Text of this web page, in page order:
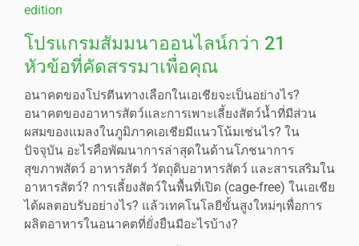
edition
โปรแกรมสัมมนาออนไลน์กว่า 21
หัวข้อที่คัดสรรมาเพื่อคุณ
อนาคตของโปรตีนทางเลือกในเอเชียจะเป็นอย่างไร?
อนาคตของอาหารสัตว์และการเพาะเลี้ยงสัตว์น้ำที่มีส่วน
ผสมของแมลงในภูมิภาคเอเชียมีแนวโน้มเช่นไร? ใน
ปัจจุบัน อะไรคือพัฒนาการล่าสุดในด้านโภชนาการ
สุขภาพสัตว์ อาหารสัตว์ วัตถุดิบอาหารสัตว์ และสารเสริมใน
อาหารสัตว์? การเลี้ยงสัตว์ในพื้นที่เปิด (cage-free) ในเอเชีย
ได้ผลตอบรับอย่างไร? แล้วเทคโนโลยีขั้นสูงใหม่ๆเพื่อการ
ผลิตอาหารในอนาคตที่ยั่งยืนมีอะไรบ้าง?